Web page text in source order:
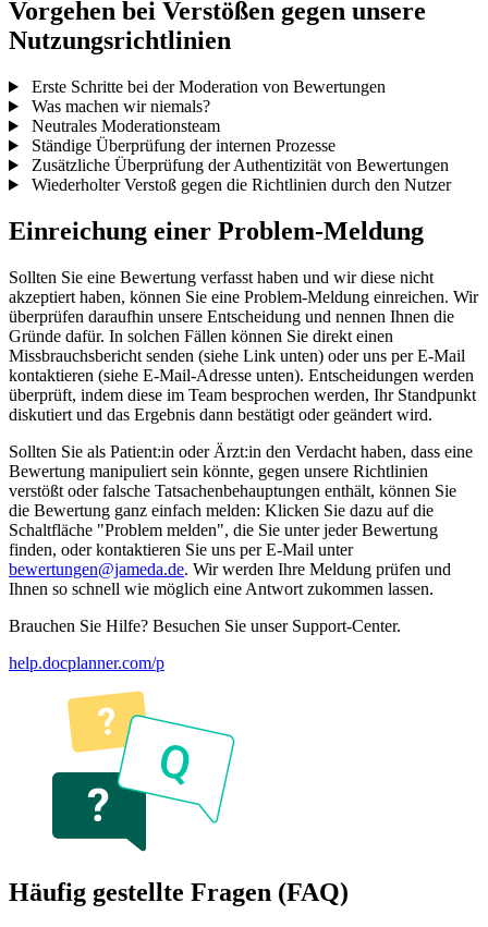
Vorgehen bei Verstößen gegen unsere
Nutzungsrichtlinien
Erste Schritte bei der Moderation von Bewertungen
Was machen wir niemals?
Neutrales Moderationsteam
Ständige Überprüfung der internen Prozesse
Zusätzliche Überprüfung der Authentizität von Bewertungen
Wiederholter Verstoß gegen die Richtlinien durch den Nutzer
Einreichung einer Problem-Meldung
Sollten Sie eine Bewertung verfasst haben und wir diese nicht
akzeptiert haben, können Sie eine Problem-Meldung einreichen. Wir
überprüfen daraufhin unsere Entscheidung und nennen Ihnen die
Gründe dafür. In solchen Fällen können Sie direkt einen
Missbrauchsbericht senden (siehe Link unten) oder uns per E-Mail
kontaktieren (siehe E-Mail-Adresse unten). Entscheidungen werden
überprüft, indem diese im Team besprochen werden, Ihr Standpunkt
diskutiert und das Ergebnis dann bestätigt oder geändert wird.
Sollten Sie als Patient:in oder Ärzt:in den Verdacht haben, dass eine
Bewertung manipuliert sein könnte, gegen unsere Richtlinien
verstößt oder falsche Tatsachenbehauptungen enthält, können Sie
die Bewertung ganz einfach melden: Klicken Sie dazu auf die
Schaltfläche "Problem melden", die Sie unter jeder Bewertung
finden, oder kontaktieren Sie uns per E-Mail unter
bewertungen@jameda.de. Wir werden Ihre Meldung prüfen und
Ihnen so schnell wie möglich eine Antwort zukommen lassen.
Brauchen Sie Hilfe? Besuchen Sie unser Support-Center.
help.docplanner.com/p
Häufig gestellte Fragen (FAQ)